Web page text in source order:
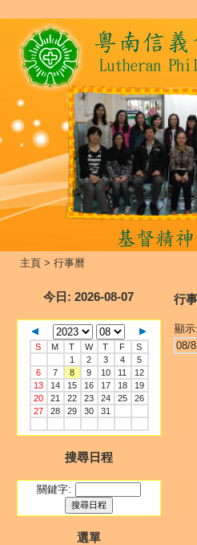
主頁 > 行事曆
今日 : 2026-08-07
S M T W T F
S
1
2 3 4
5
6
7 8 9 10 11
12
13
14 15 16 17 18
19
20
21 22 23 24 25
26
27
28 29 30 31
搜尋日程
關鍵字:
選單
行
顯示:
08/